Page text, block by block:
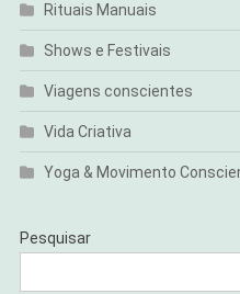
Rituais Manuais
Shows e Festivais
Viagens conscientes
Vida Criativa
Yoga & Movimento
Pesquisar